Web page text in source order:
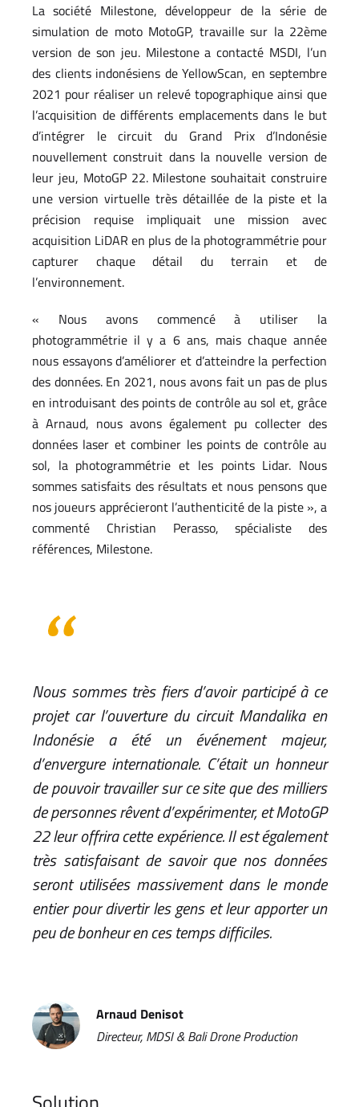
La société Milestone, développeur de la série de
simulation de moto MotoGP, travaille sur la 22ème
version de son jeu. Milestone a contacté MSDI, l’un
des clients indonésiens de YellowScan, en septembre
2021 pour réaliser un relevé topographique ainsi que
l’acquisition de différents emplacements dans le but
d’intégrer le circuit du Grand Prix d’Indonésie
nouvellement construit dans la nouvelle version de
leur jeu, MotoGP 22. Milestone souhaitait construire
une version virtuelle très détaillée de la piste et la
précision requise impliquait une mission avec
acquisition LiDAR en plus de la photogrammétrie pour
capturer chaque détail du terrain et de
l’environnement.
« Nous avons commencé à utiliser la
photogrammétrie il y a 6 ans, mais chaque année
nous essayons d’améliorer et d’atteindre la perfection
des données. En 2021, nous avons fait un pas de plus
en introduisant des points de contrôle au sol et, grâce
à Arnaud, nous avons également pu collecter des
données laser et combiner les points de contrôle au
sol, la photogrammétrie et les points Lidar. Nous
sommes satisfaits des résultats et nous pensons que
nos joueurs apprécieront l’authenticité de la piste », a
commenté Christian Perasso, spécialiste des
références, Milestone.
Nous sommes très fiers d’avoir participé à ce
projet car l’ouverture du circuit Mandalika en
Indonésie a été un événement majeur,
d’envergure internationale. C’était un honneur
de pouvoir travailler sur ce site que des milliers
de personnes rêvent d’expérimenter, et MotoGP
22 leur offrira cette expérience. Il est également
très satisfaisant de savoir que nos données
seront utilisées massivement dans le monde
entier pour divertir les gens et leur apporter un
peu de bonheur en ces temps difficiles.
Arnaud Denisot
Directeur, MDSI & Bali Drone Production